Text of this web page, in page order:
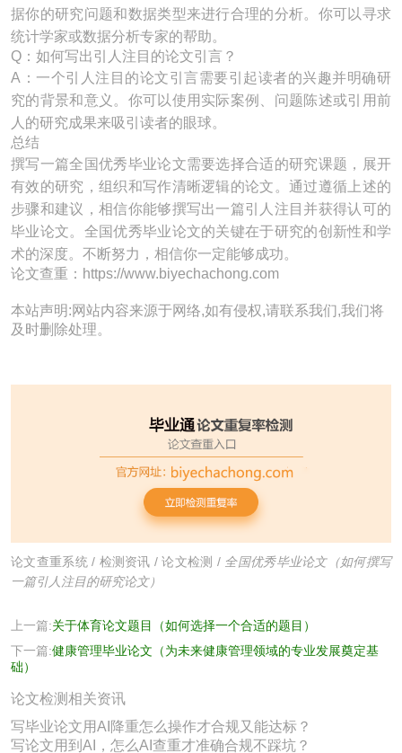
据你的研究问题和数据类型来进行合理的分析。你可以寻求
统计学家或数据分析专家的帮助。
Q：如何写出引人注目的论文引言？
A：一个引人注目的论文引言需要引起读者的兴趣并明确研
究的背景和意义。你可以使用实际案例、问题陈述或引用前
人的研究成果来吸引读者的眼球。
总结
撰写一篇全国优秀毕业论文需要选择合适的研究课题，展开
有效的研究，组织和写作清晰逻辑的论文。通过遵循上述的
步骤和建议，相信你能够撰写出一篇引人注目并获得认可的
毕业论文。全国优秀毕业论文的关键在于研究的创新性和学
术的深度。不断努力，相信你一定能够成功。
论文查重：https://www.biyechachong.com
本站声明:网站内容来源于网络,如有侵权,请联系我们,我们将
及时删除处理。
论文查重系统/ 检测资讯 /论文检测 / 全国优秀毕业论文（如何撰写
一篇引人注目的研究论文）
上一篇:关于体育论文题目（如何选择一个合适的题目）
下一篇:健康管理毕业论文（为未来健康管理领域的专业发展奠定基
础）
论文检测相关资讯
写毕业论文用AI降重怎么操作才合规又能达标？
写论文用到AI，怎么AI查重才准确合规不踩坑？